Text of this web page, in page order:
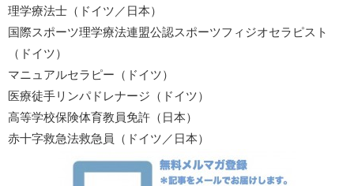
理学療法士（ドイツ／日本）
国際スポーツ理学療法連盟公認スポーツフィジオセラピスト
（ドイツ）
マニュアルセラピー（ドイツ）
医療徒手リンパドレナージ（ドイツ）
高等学校保険体育教員免許（日本）
赤十字救急法救急員（ドイツ／日本）